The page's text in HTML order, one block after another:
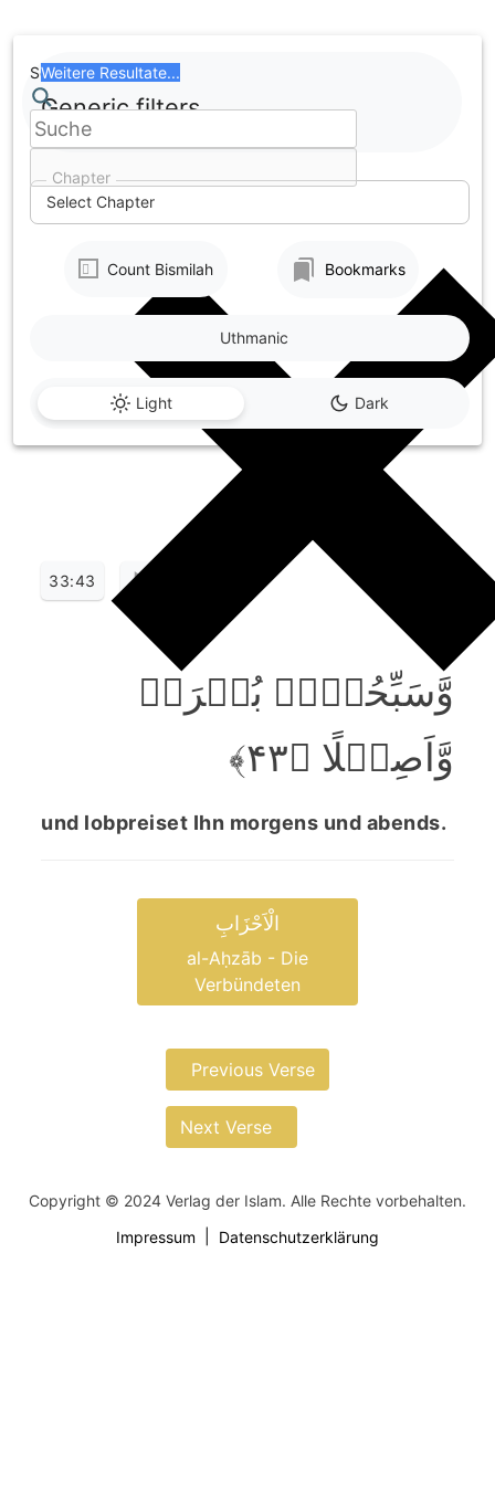
to
content
Chapter
Select Chapter
Search
Weitere Resultate...
Generic filters
Count Bismilah Bookmarks
Light Dark
Uthmanic
33:43
وَّسَبِّحُوۡہُ بُکۡرَۃً
وَّاَصِیۡلًا ﴿۴۳﴾
und lobpreiset Ihn morgens und abends.
الْاَحْزَابِ
al-Aḥzāb - Die
Verbündeten
Previous Verse
Next Verse
Copyright © 2024 Verlag der Islam. Alle Rechte vorbehalten.
Impressum
Datenschutzerklärung